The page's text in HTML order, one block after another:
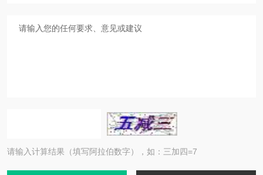
请输入计算结果（填写阿拉伯数字），如：三加四=7